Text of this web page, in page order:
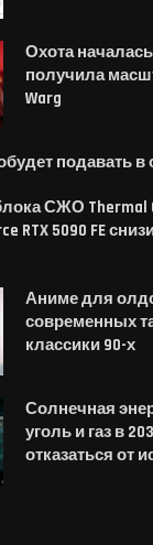
Охота
получила
Warg
подавать в
СЖО Thermal
RTX 5090 FE
Аниме для
современных
классики 90-х
Солнечная
уголь и газ в
отказаться от